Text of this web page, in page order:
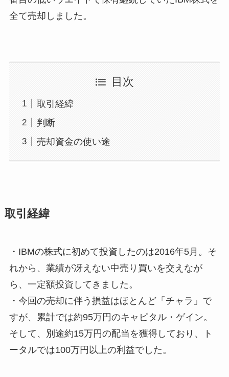
全て売却しました。
目次
取引経緯
判断
売却資金の使い途
取引経緯
・IBMの株式に初めて投資したのは2016年5月。そ
れから、業績が冴えない中売り買いを交えなが
ら、一定額投資してきました。
・今回の売却に伴う損益はほとんど「チャラ」で
すが、累計では約95万円のキャピタル・ゲイン。
そして、別途約15万円の配当を獲得しており、ト
ータルでは100万円以上の利益でした。